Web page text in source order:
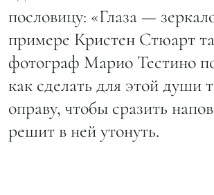
пословицу: «Глаза —
примере Кристен Стюарт
фотограф Марио Тестино
как сделать для этой души
оправу, чтобы сразить
решит в ней утонуть.